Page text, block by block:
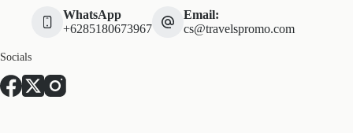
WhatsApp
+6285180673967
Email:
cs@travelspromo.com
Socials